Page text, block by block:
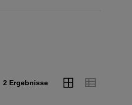
2 Ergebnisse